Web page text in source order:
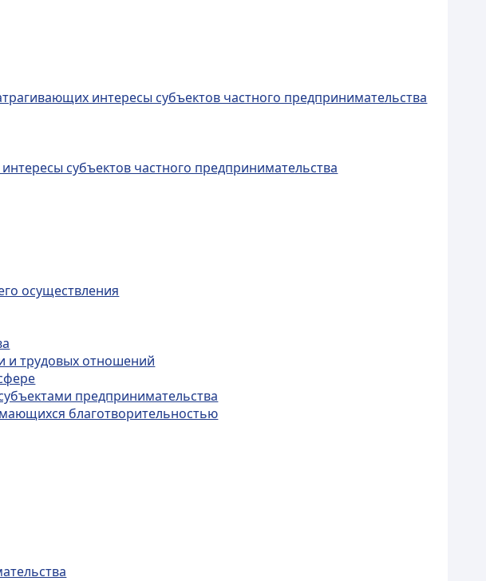
интересы субъектов частного предпринимательства
субъектов частного предпринимательства
осуществления
и трудовых отношений
предпринимательства
благотворительностью